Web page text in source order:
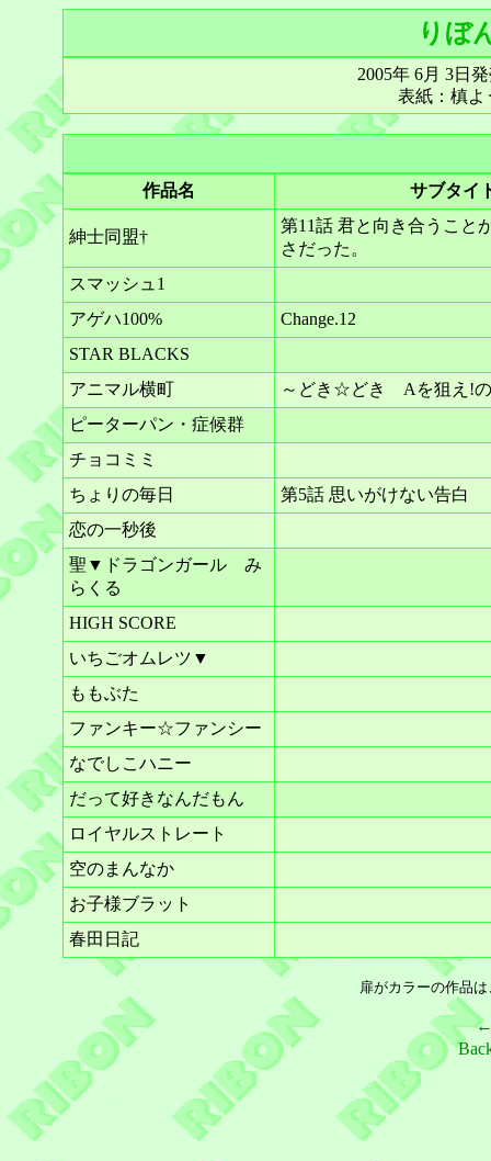
りぼ
2005年 6月 3日
表紙：槙よ
作品名 サブタイ
紳士同盟†
第11話 君と向き合うこと
さだった。
スマッシュ1
アゲハ100%
Change.12
STAR BLACKS
アニマル横町
～どき☆どき Aを狙え!
ピーターパン・症候群
チョコミミ
ちょりの毎日
第5話 思いがけない告白
恋の一秒後
聖▼ドラゴンガール み
らくる
HIGH SCORE
いちごオムレツ▼
ももぶた
ファンキー☆ファンシー
なでしこハニー
だって好きなんだもん
ロイヤルストレート
空のまんなか
お子様ブラット
春田日記
扉がカラーの作品
←